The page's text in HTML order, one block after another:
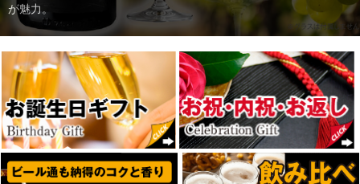
く続く残暑に向けて贈る残暑見舞ギフトを豊富にご用意しました。
残暑見舞の熨斗は標準標準対応です。
が魅力。
た限定ビアスタイルを醸造。“世界を旅するように楽しむクラフトビ
ール”として、2種類の特別セットが誕生
わいが特徴です。食事にも合わせやすく、気分や空気をリセットし
たい時に最適なシードルです。
日頃お世話になっている方々へ感謝の気持ちを込めて当店のビール
ギフトを贈りませんか？
ビール通も納得のコクと香り、風味を持つ欧州各国の黒ビールを豊
富にご用意しました。
産本格シードルをご用意しました。甘・辛・中辛口と、様々な味わ
いのシードルをお楽しみください。
伝統製法を守り続けるヨーロッパビールの深い味わいと香りをお楽
しみください。
ご自分で入力したメッセージが、グラスに刻み込まれる、世界に一
つだけのプレゼントを創造できます。
300種類以上とも言われるカカオの複雑で濃厚な香りをお楽しみ下
さい。